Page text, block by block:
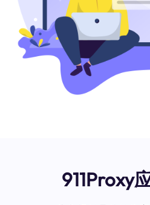
911Proxy